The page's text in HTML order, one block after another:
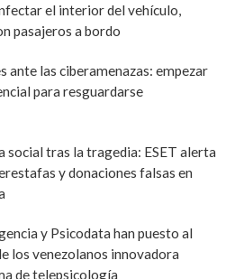
el interior del vehículo,
pasajeros a bordo
ante las ciberamenazas: empezar
para resguardarse
social tras la tragedia: ESET alerta
y donaciones falsas en
y Psicodata han puesto al
los venezolanos innovadora
de telepsicología